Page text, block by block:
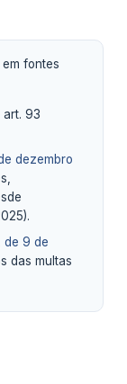
fontes
93
dezembro
de 9 de
das multas